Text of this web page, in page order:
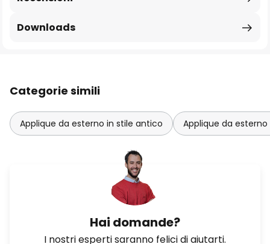
Downloads
Categorie simili
Applique da esterno in stile antico Applique da esterno
Hai domande?
I nostri esperti saranno felici di aiutarti.